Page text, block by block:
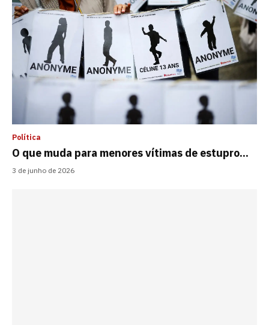
Política
O que muda para menores vítimas de estupro...
3 de junho de 2026